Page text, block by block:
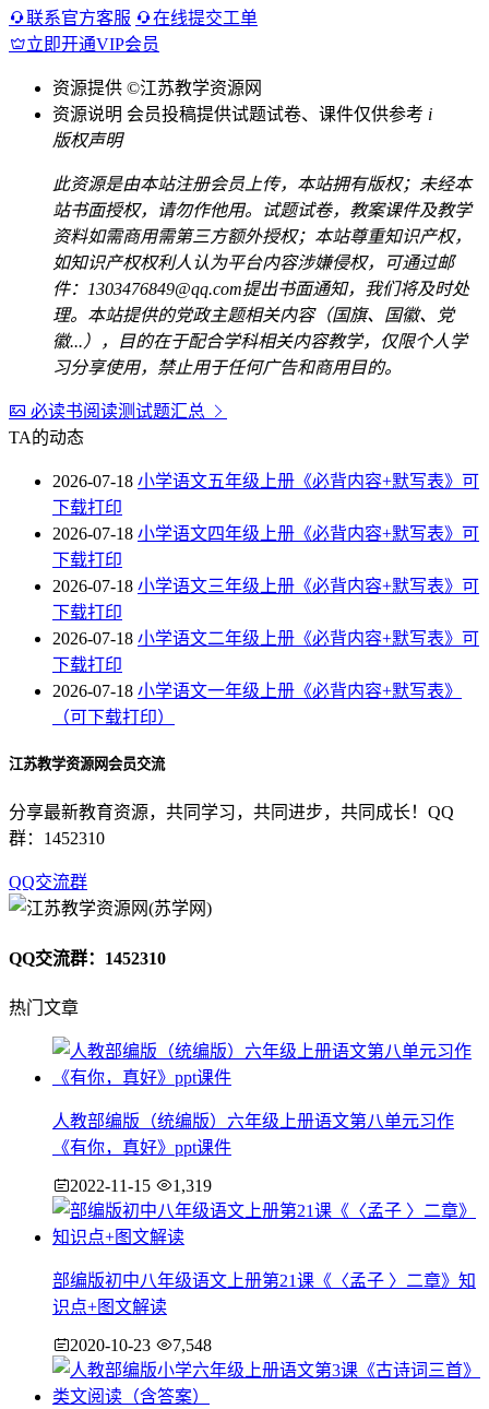
联系官方客服
在线提交工单
立即开通VIP会员
资源提供 ©江苏教学资源网
资源说明 会员投稿提供试题试卷、课件仅供参考 i
版权声明
此资源是由本站注册会员上传，本站拥有版权；未经本
站书面授权，请勿作他用。试题试卷，教案课件及教学
资料如需商用需第三方额外授权；本站尊重知识产权，
如知识产权权利人认为平台内容涉嫌侵权，可通过邮
件：1303476849@qq.com提出书面通知，我们将及时处
理。本站提供的党政主题相关内容（国旗、国徽、党
徽...），目的在于配合学科相关内容教学，仅限个人学
习分享使用，禁止用于任何广告和商用目的。
必读书阅读测试题汇总
TA的动态
2026-07-18 小学语文五年级上册《必背内容+默写表》可
下载打印
2026-07-18 小学语文四年级上册《必背内容+默写表》可
下载打印
2026-07-18 小学语文三年级上册《必背内容+默写表》可
下载打印
2026-07-18 小学语文二年级上册《必背内容+默写表》可
下载打印
2026-07-18 小学语文一年级上册《必背内容+默写表》
（可下载打印）
江苏教学资源网会员交流
分享最新教育资源，共同学习，共同进步，共同成长！QQ
群：1452310
QQ交流群
QQ交流群：1452310
热门文章
人教部编版（统编版）六年级上册语文第八单元习作
《有你，真好》ppt课件
2022-11-15 1,319
部编版初中八年级语文上册第21课《〈孟子 〉二章》知
识点+图文解读
2020-10-23 7,548